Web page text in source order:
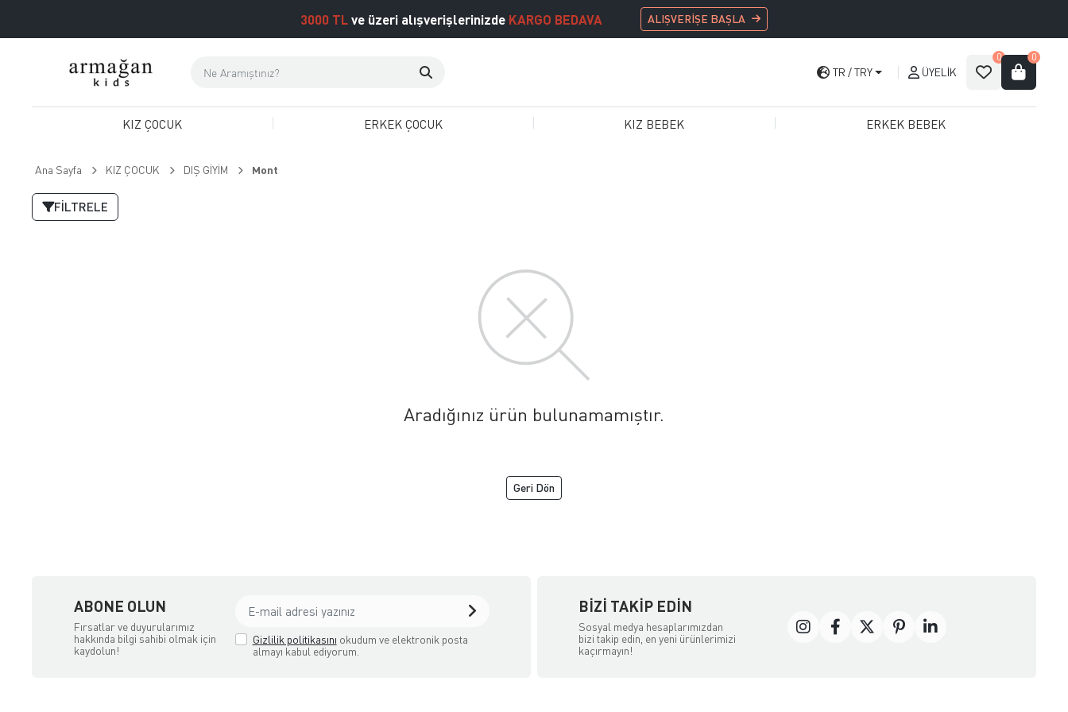
3000 TL ve üzeri alışverişlerinizde KARGO BEDAVA ALIŞVERİŞE BAŞLA
TR TRY ÜYELIK
0 0
KIZ ÇOCUK ERKEK ÇOCUK KIZ BEBEK ERKEK BEBEK
Ana Sayfa KIZ ÇOCUK DIŞ GİYİM Mont
FILTRELE
Aradığınız ürün bulunamamıştır.
Geri Dön
ABONE OLUN
Fırsatlar ve duyurularımız
hakkında bilgi sahibi olmak için
kaydolun!
Gizlilik politikasını okudum ve elektronik posta
almayı kabul ediyorum.
BIZI TAKIP EDIN
Sosyal medya hesaplarımızdan
bizi takip edin, en yeni ürünlerimizi
kaçırmayın!